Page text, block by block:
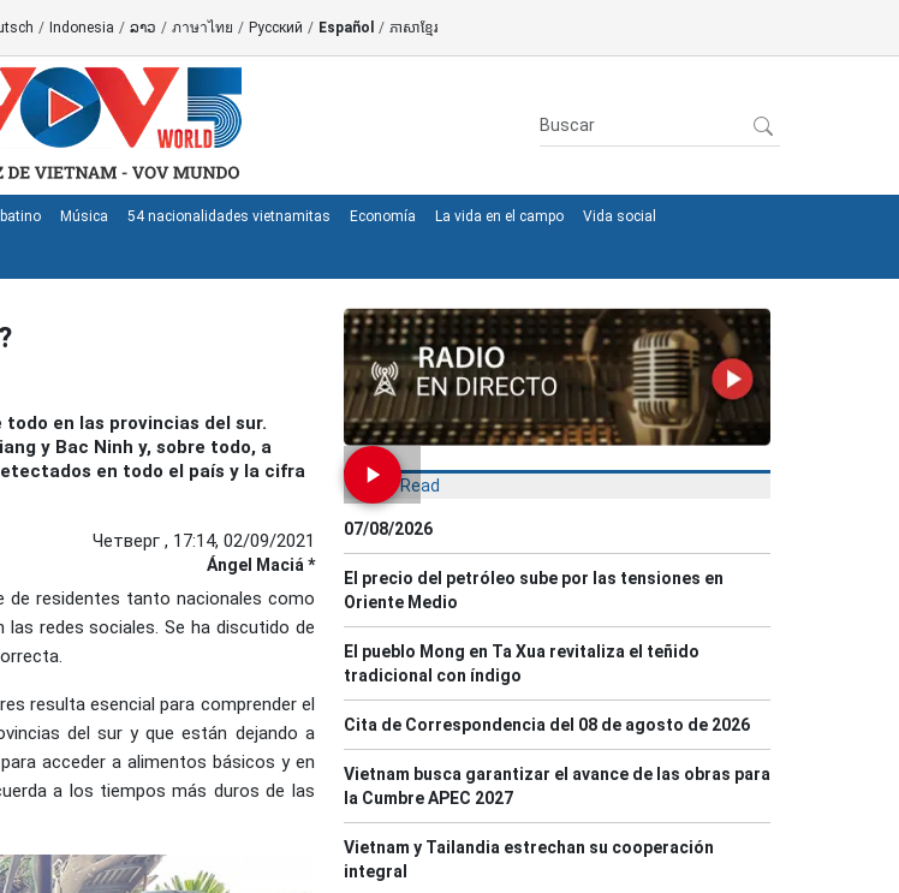
/ Indonesia / ລາວ / ภาษาไทย / Русский / Español / ភាសាខ្មែរ
Música 54 nacionalidades vietnamitas Economía La vida en el campo Vida social
en las provincias del sur.
y Bac Ninh y, sobre todo, a
en todo el país y la cifra
Четверг , 17:14, 02/09/2021
Ángel Maciá *
residentes tanto nacionales como
redes sociales. Se ha discutido de
resulta esencial para comprender el
del sur y que están dejando a
acceder a alimentos básicos y en
a los tiempos más duros de las
Most Read
07/08/2026
El precio del petróleo sube por las tensiones en
Oriente Medio
El pueblo Mong en Ta Xua revitaliza el teñido
tradicional con índigo
Cita de Correspondencia del 08 de agosto de 2026
Vietnam busca garantizar el avance de las obras para
la Cumbre APEC 2027
Vietnam y Tailandia estrechan su cooperación
integral